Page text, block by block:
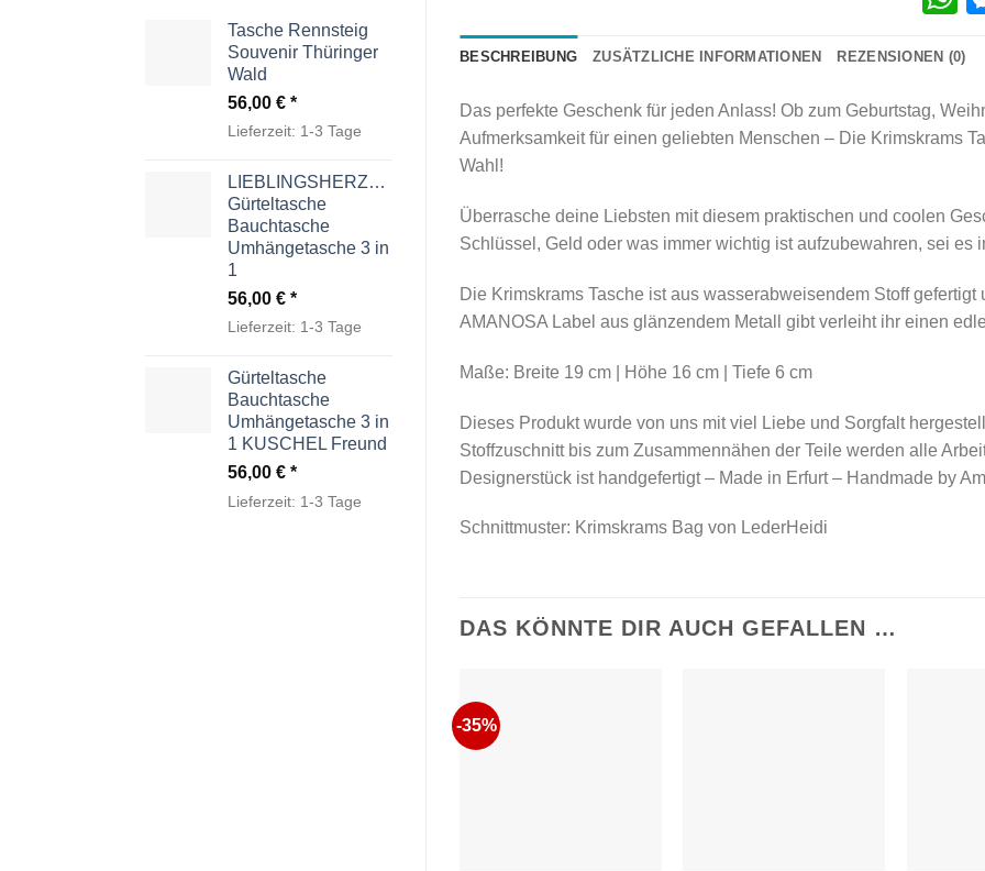
Tasche Rennsteig
Souvenir Thüringer
Wald
56,00 €
Lieferzeit: 1-3 Tage
LIEBLINGSHERZCHEN
Gürteltasche
Bauchtasche
Umhängetasche 3 in
1
56,00 €
Lieferzeit: 1-3 Tage
Gürteltasche
Bauchtasche
Umhängetasche 3 in
1 KUSCHEL Freund
56,00 €
Lieferzeit: 1-3 Tage
BESCHREIBUNG ZUSÄTZLICHE INFORMATIONEN REZENSIONEN (0)
Das perfekte Geschenk für jeden Anlass! Ob zum Geburtstag,
Aufmerksamkeit für einen geliebten Menschen – Die Krimskrams
Wahl!
Überrasche deine Liebsten mit diesem praktischen und coolen
Schlüssel, Geld oder was immer wichtig ist aufzubewahren, sei es
Die Krimskrams Tasche ist aus wasserabweisendem Stoff
AMANOSA Label aus glänzendem Metall gibt verleiht ihr einen
Maße: Breite 19 cm | Höhe 16 cm | Tiefe 6 cm
Dieses Produkt wurde von uns mit viel Liebe und Sorgfalt
Stoffzuschnitt bis zum Zusammennähen der Teile werden alle
Designerstück ist handgefertigt – Made in Erfurt – Handmade by
Schnittmuster: Krimskrams Bag von LederHeidi
DAS KÖNNTE DIR AUCH GEFALLEN …
-35%